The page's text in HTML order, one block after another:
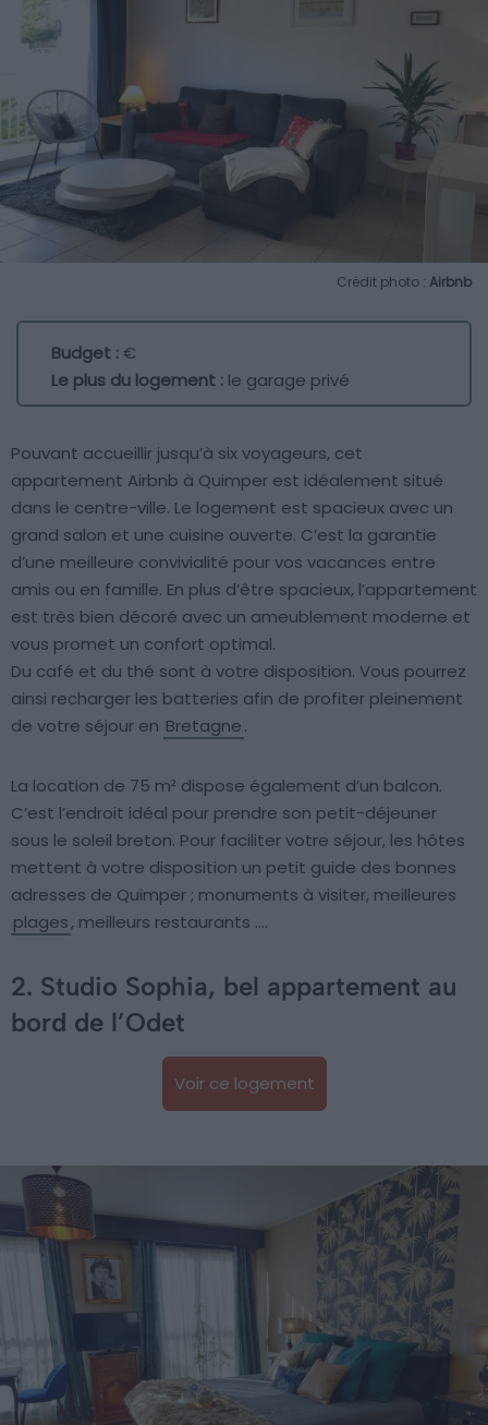
Crédit photo : Airbnb
Budget :€
Le plus du logement : le garage privé
Pouvant accueillir jusqu’à six voyageurs, cet
appartement Airbnb à Quimper est idéalement situé
dans le centre-ville. Le logement est spacieux avec un
grand salon et une cuisine ouverte. C’est la garantie
d’une meilleure convivialité pour vos vacances entre
amis ou en famille. En plus d’être spacieux, l’appartement
est très bien décoré avec un ameublement moderne et
vous promet un confort optimal.
Du café et du thé sont à votre disposition. Vous pourrez
ainsi recharger les batteries afin de profiter pleinement
de votre séjour en Bretagne.
La location de 75 m² dispose également d’un balcon.
C’est l’endroit idéal pour prendre son petit-déjeuner
sous le soleil breton. Pour faciliter votre séjour, les hôtes
mettent à votre disposition un petit guide des bonnes
adresses de Quimper ; monuments à visiter, meilleures
plages, meilleurs restaurants ….
2. Studio Sophia, bel appartement au
bord de l’Odet
Voir ce logement